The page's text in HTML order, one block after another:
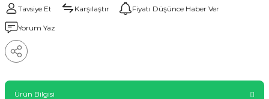
Tavsiye Et Karşılaştır Fiyatı Düşünce Haber Ver
Yorum Yaz
Ürün Bilgisi